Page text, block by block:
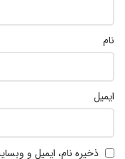
نام
ایمیل
ذخیره نام، ایمیل و